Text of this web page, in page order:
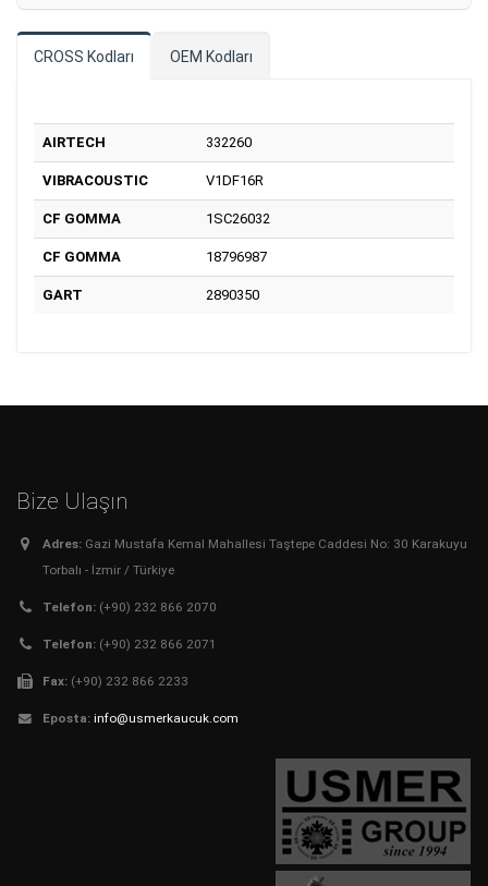
CROSS Kodları OEM Kodları
AIRTECH 332260
VIBRACOUSTIC V1DF16R
CF GOMMA 1SC26032
CF GOMMA 18796987
GART 2890350
Bize Ulaşın
Adres: Gazi Mustafa Kemal Mahallesi Taştepe Caddesi No: 30 Karakuyu
Torbalı - İzmir / Türkiye
Telefon: (+90) 232 866 2070
Telefon: (+90) 232 866 2071
Fax: (+90) 232 866 2233
Eposta: info@usmerkaucuk.com